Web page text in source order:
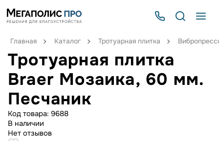
Главная Каталог Тротуарная плитка
Тротуарная плитка
Braer Мозаика, 60 мм.
Песчаник
Код товара: 9688
В наличии
Нет отзывов